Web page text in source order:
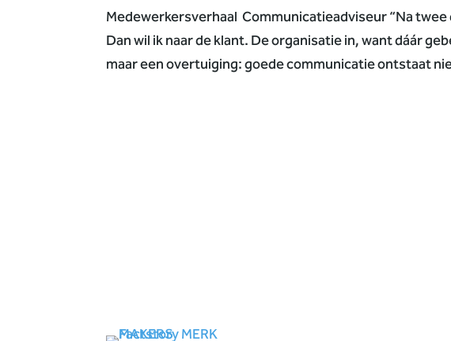
Medewerkersverhaal Communicatieadviseur “Na
Dan wil ik naar de klant. De organisatie in, want dáár
maar een overtuiging: goede communicatie ontstaat